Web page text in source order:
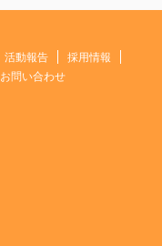
活動報告
採用情報
お問い合わせ